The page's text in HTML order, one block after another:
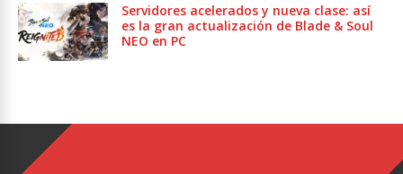
Servidores acelerados y nueva clase: así
es la gran actualización de Blade & Soul
NEO en PC